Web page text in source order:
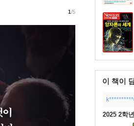
이 책이
2025 2학
1/5